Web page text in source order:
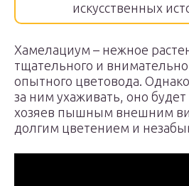
искусственных
Хамелациум – нежное
тщательного и
опытного цветовода.
за ним ухаживать, оно будет
хозяев пышным внешним
долгим цветением и